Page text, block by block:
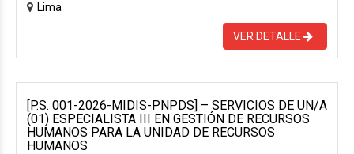
Lima
VER DETALLE
[P.S. 001-2026-MIDIS-PNPDS] – SERVICIOS DE UN/A
(01) ESPECIALISTA III EN GESTIÓN DE RECURSOS
HUMANOS PARA LA UNIDAD DE RECURSOS
HUMANOS